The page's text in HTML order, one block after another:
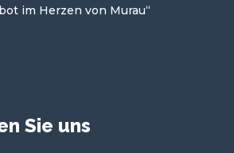
im Herzen von Murau“
Sie uns